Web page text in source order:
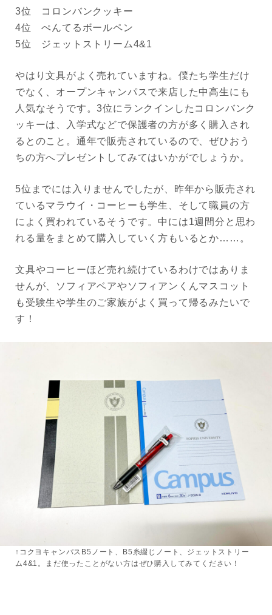
3位 コロンバンクッキー
4位 ぺんてるボールペン
5位 ジェットストリーム4&1
やはり文具がよく売れていますね。僕たち学生だけ
でなく、オープンキャンパスで来店した中高生にも
人気なそうです。3位にランクインしたコロンバンク
ッキーは、入学式などで保護者の方が多く購入され
るとのこと。通年で販売されているので、ぜひおう
ちの方へプレゼントしてみてはいかがでしょうか。
5位までには入りませんでしたが、昨年から販売され
ているマラウイ・コーヒーも学生、そして職員の方
によく買われているそうです。中には1週間分と思わ
れる量をまとめて購入していく方もいるとか……。
文具やコーヒーほど売れ続けているわけではありま
せんが、ソフィアベアやソフィアンくんマスコット
も受験生や学生のご家族がよく買って帰るみたいで
す！
↑コクヨキャンパスB5ノート、B5糸綴じノート、ジェットストリー
ム4&1。まだ使ったことがない方はぜひ購入してみてください！